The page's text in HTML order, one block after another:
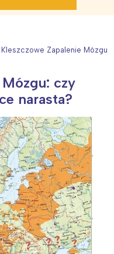
Kleszczowe Zapalenie
czy
narasta?